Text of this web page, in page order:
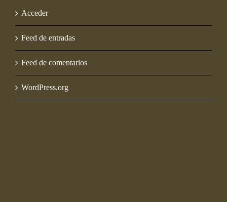
Acceder
Feed de entradas
Feed de comentarios
WordPress.org